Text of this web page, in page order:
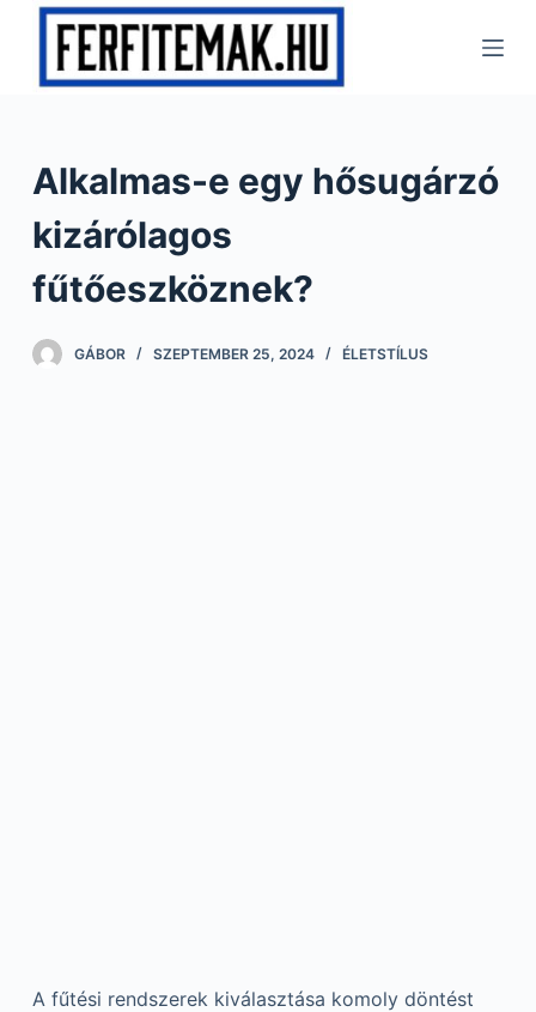
o
o
n
Alkalmas-e egy hősugárzó
kizárólagos
fűtőeszköznek?
GÁBOR SZEPTEMBER 25, 2024 ÉLETSTÍLUS
A fűtési rendszerek kiválasztása komoly döntést